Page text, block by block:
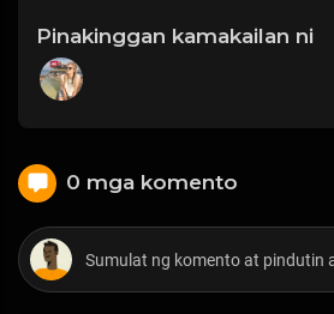
Pinakinggan kamakailan ni
0 mga komento